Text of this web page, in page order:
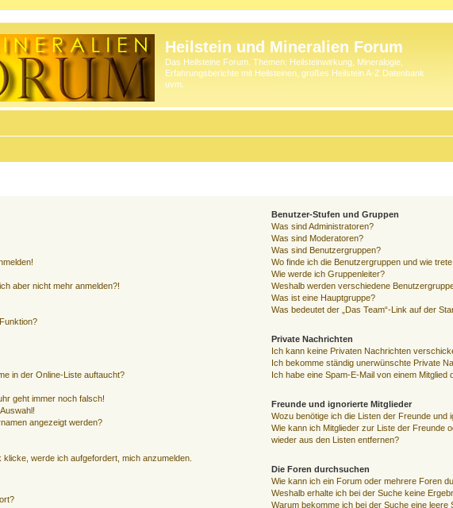
Heilstein und Mineralien Forum
Das Heilsteine Forum. Themen: Heilsteinwirkung, Mineralogie,
Erfahrungsberichte mit Heilsteinen, großes Heilstein A-Z Datenbank
uvm.
aber nicht mehr anmelden?!
in der Online-Liste auftaucht?
geht immer noch falsch!
angezeigt werden?
werde ich aufgefordert, mich anzumelden.
Benutzer-Stufen und Gruppen
Was sind Administratoren?
Was sind Moderatoren?
Was sind Benutzergruppen?
Wo finde ich die Benutzergruppen und wie
Wie werde ich Gruppenleiter?
Weshalb werden verschiedene
Was ist eine Hauptgruppe?
Was bedeutet der „Das Team“-Link auf der
Private Nachrichten
Ich kann keine Privaten Nachrichten
Ich bekomme ständig unerwünschte Private
Ich habe eine Spam-E-Mail von einem Mitglied
Freunde und ignorierte Mitglieder
Wozu benötige ich die Listen der Freunde und
Wie kann ich Mitglieder zur Liste der Freunde
wieder aus den Listen entfernen?
Die Foren durchsuchen
Wie kann ich ein Forum oder mehrere Foren
Weshalb erhalte ich bei der Suche keine
Warum bekomme ich bei der Suche eine leere